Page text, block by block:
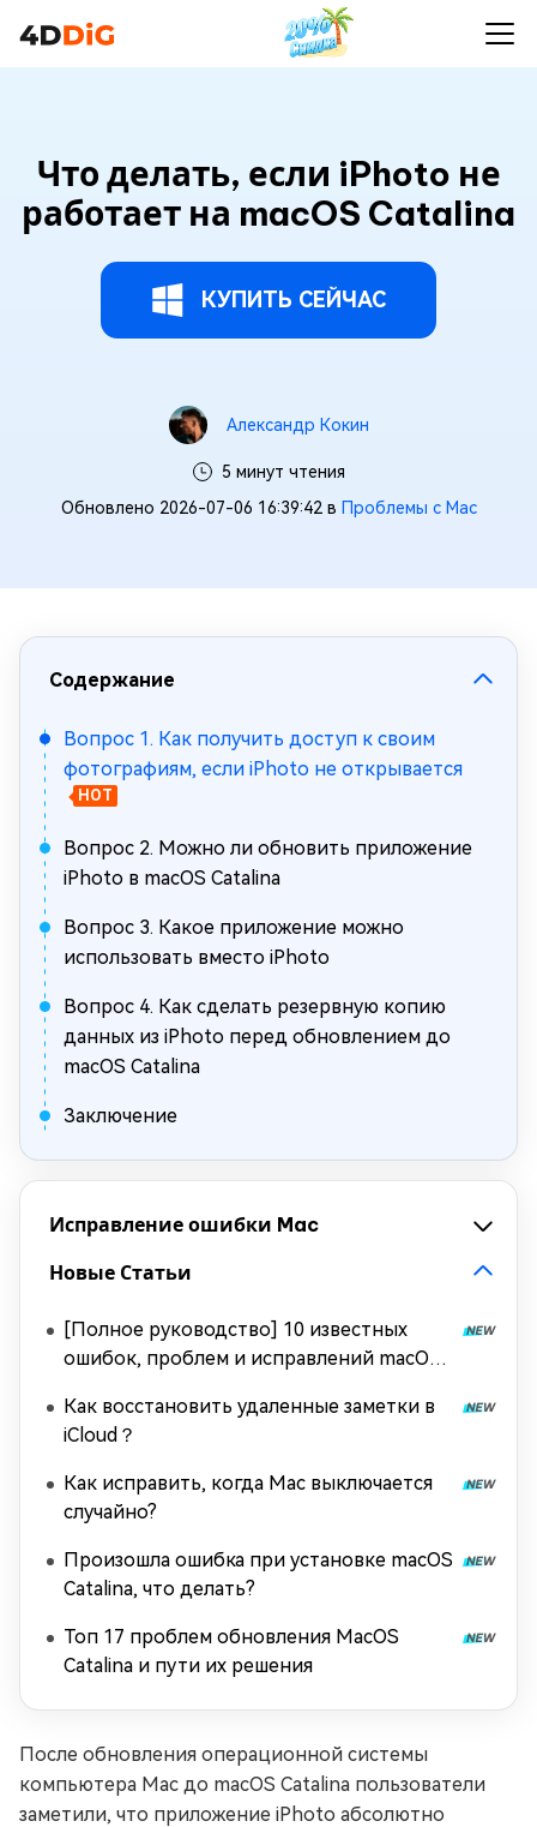
Что делать, если iPhoto не
работает на macOS Catalina
КУПИТЬ СЕЙЧАС
Александр Кокин
5 минут чтения
Обновлено 2026-07-06 16:39:42 в Проблемы с Mac
Содержание
Вопрос 1. Как получить доступ к своим
фотографиям, если iPhoto не открывается
HOT
Вопрос 2. Можно ли обновить приложение
iPhoto в macOS Catalina
Вопрос 3. Какое приложение можно
использовать вместо iPhoto
Вопрос 4. Как сделать резервную копию
данных из iPhoto перед обновлением до
macOS Catalina
Заключение
Исправление ошибки Mac
Новые Статьи
[Полное руководство] 10 известных
ошибок, проблем и исправлений macOS
Как восстановить удаленные заметки в
iCloud？
Как исправить, когда Mac выключается
случайно?
Произошла ошибка при установке macOS
Catalina, что делать?
Топ 17 проблем обновления MacOS
Catalina и пути их решения
После обновления операционной системы
компьютера Mac до macOS Catalina пользователи
заметили, что приложение iPhoto абсолютно